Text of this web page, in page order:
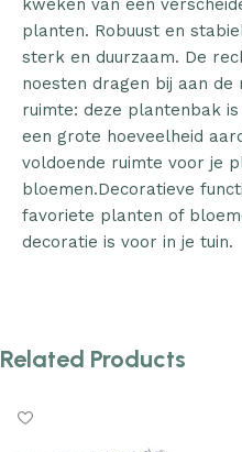
kweken van een
planten. Robuust en
sterk en duurzaam. De
noesten dragen bij aan de
ruimte: deze plantenbak
een grote hoeveelheid
voldoende ruimte voor je
bloemen.Decoratieve
favoriete planten of
decoratie is voor in je tuin.
Related Products